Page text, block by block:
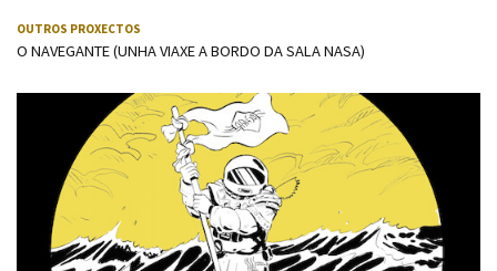
OUTROS PROXECTOS
O NAVEGANTE (UNHA VIAXE A BORDO DA SALA NASA)